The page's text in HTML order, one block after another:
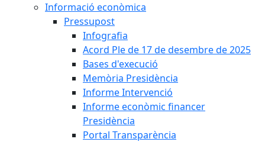
Informació econòmica
Pressupost
Infografia
Acord Ple de 17 de desembre de 2025
Bases d'execució
Memòria Presidència
Informe Intervenció
Informe econòmic financer
Presidència
Portal Transparència